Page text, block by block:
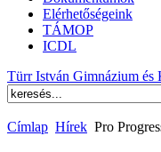
Elérhetőségeink
TÁMOP
ICDL
Türr István Gimnázium és
Címlap Hírek Pro